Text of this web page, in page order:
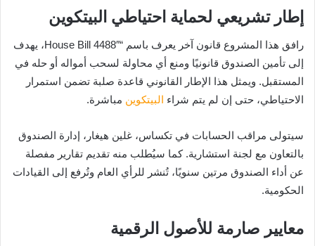
إطار تشريعي لحماية احتياطي البيتكوين
رافق هذا المشروع قانون آخر يعرف باسم “House Bill 4488″، يهدف
إلى تأمين الصندوق قانونيًا ومنع أي محاولة لسحب أمواله أو حله في
المستقبل. ويمثل هذا الإطار القانوني قاعدة صلبة تضمن استمرار
الاحتياطي، حتى إن لم يتم شراء البيتكوين مباشرة.
سيتولى مراقب الحسابات في تكساس، غلين هيغار، إدارة الصندوق
بالتعاون مع لجنة استشارية. كما سيُطلب منه تقديم تقارير مفصلة
عن أداء الصندوق مرتين سنويًا، تُنشر للرأي العام وتُرفع إلى القيادات
الحكومية.
معايير صارمة للأصول الرقمية